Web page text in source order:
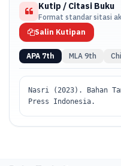
yang digunakan dalam
Kutip / Citasi Buku
Format standar sitasi
Salin Kutipan
APA 7th MLA 9th
Nasri (2023). Bahan
Press Indonesia.